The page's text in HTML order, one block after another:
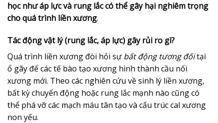
học như áp lực và rung lắc có thể gây hại nghiêm trọng
cho quá trình liền xương.
Tác động vật lý (rung lắc, áp lực) gây rủi ro gì?
Quá trình liền xương đòi hỏi sự bất động tương đốitại
ổ gãy để các tế bào tạo xương hình thành cầu nối
xương mới. Theo các nghiên cứu về sinh lý liền xương,
bất kỳ chuyển động hoặc rung lắc mạnh nào cũng có
thể phá vỡ các mạch máu tân tạo và cấu trúc cal xương
non yếu.